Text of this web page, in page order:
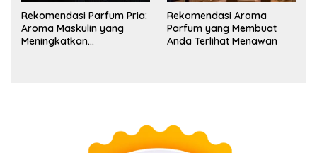
Rekomendasi Parfum Pria:
Aroma Maskulin yang
Meningkatkan
Rekomendasi Aroma
Parfum yang Membuat
Anda Terlihat Menawan